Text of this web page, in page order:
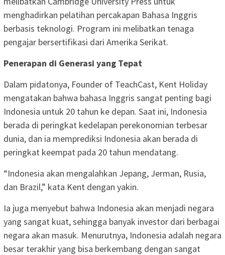
menghadirkan pelatihan percakapan Bahasa Inggris
berbasis teknologi. Program ini melibatkan tenaga
pengajar bersertifikasi dari Amerika Serikat.
Penerapan di Generasi yang Tepat
Dalam pidatonya, Founder of TeachCast, Kent Holiday
mengatakan bahwa bahasa Inggris sangat penting bagi
Indonesia untuk 20 tahun ke depan. Saat ini, Indonesia
berada di peringkat kedelapan perekonomian terbesar
dunia, dan ia memprediksi Indonesia akan berada di
peringkat keempat pada 20 tahun mendatang.
“Indonesia akan mengalahkan Jepang, Jerman, Rusia,
dan Brazil,” kata Kent dengan yakin.
Ia juga menyebut bahwa Indonesia akan menjadi negara
yang sangat kuat, sehingga banyak investor dari berbagai
negara akan masuk. Menurutnya, Indonesia adalah negara
besar terakhir yang bisa berkembang dengan sangat